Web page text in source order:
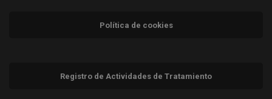
Política de cookies
Registro de Actividades de Tratamiento